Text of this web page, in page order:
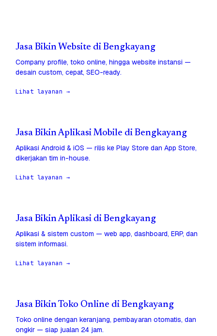
Jasa Bikin Website di Bengkayang
Company profile, toko online, hingga website instansi —
desain custom, cepat, SEO-ready.
Lihat layanan →
Jasa Bikin Aplikasi Mobile di Bengkayang
Aplikasi Android & iOS — rilis ke Play Store dan App Store,
dikerjakan tim in-house.
Lihat layanan →
Jasa Bikin Aplikasi di Bengkayang
Aplikasi & sistem custom — web app, dashboard, ERP, dan
sistem informasi.
Lihat layanan →
Jasa Bikin Toko Online di Bengkayang
Toko online dengan keranjang, pembayaran otomatis, dan
ongkir — siap jualan 24 jam.